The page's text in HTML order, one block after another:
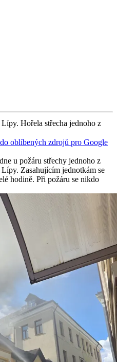
Hořela střecha jednoho z
oblíbených zdrojů pro Google
u požáru střechy jednoho z
Zasahujícím jednotkám se
hodině. Při požáru se nikdo